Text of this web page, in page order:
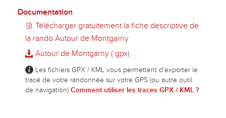
Documentation
Télécharger gratuitement la fiche descriptive de
la rando Autour de Montgarny
Autour de Montgarny (.gpx)
Les fichiers GPX / KML vous permettent d'exporter le
tracé de votre randonnée sur votre GPS (ou autre outil
de navigation) Comment utiliser les traces GPX / KML ?